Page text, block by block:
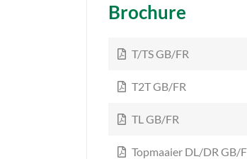
Brochure
T/TS GB/FR
T2T GB/FR
TL GB/FR
Topmaaier DL/DR GB/